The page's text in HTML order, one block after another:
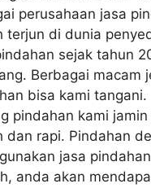
perusahaan jasa
terjun di dunia
sejak tahun
Berbagai macam
bisa kami tangani.
pindahan kami jamin
dan rapi. Pindahan
jasa
anda akan